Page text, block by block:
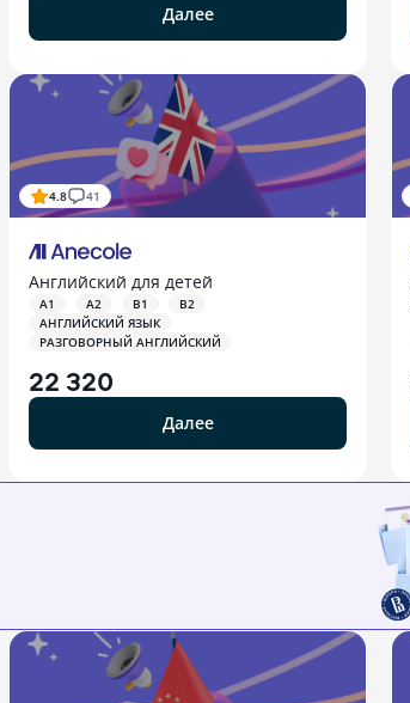
Далее
4.8 41
Английский для детей
A1 A2 B1
B2
АНГЛИЙСКИЙ ЯЗЫК
РАЗГОВОРНЫЙ АНГЛИЙСКИЙ
22 320
Далее